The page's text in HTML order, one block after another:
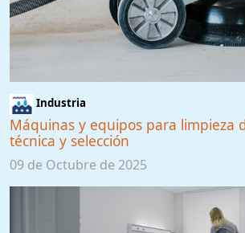
Industria
Máquinas y equipos para limpieza
técnica y selección
09 de Octubre de 2025